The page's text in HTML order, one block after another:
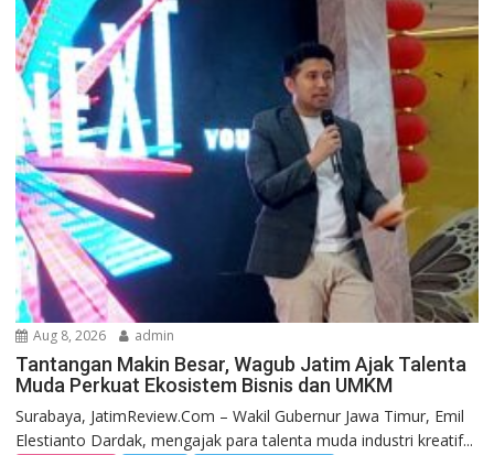
Aug 8, 2026 admin
Tantangan Makin Besar, Wagub Jatim Ajak Talenta
Muda Perkuat Ekosistem Bisnis dan UMKM
Surabaya, JatimReview.Com – Wakil Gubernur Jawa Timur, Emil
Elestianto Dardak, mengajak para talenta muda industri kreatif...